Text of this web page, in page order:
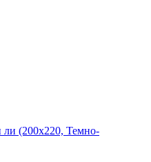
(200х220, Темно-